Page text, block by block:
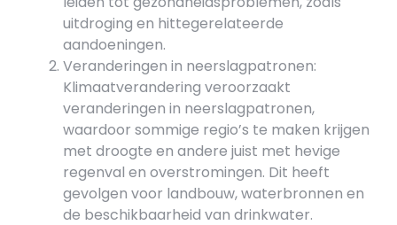
uitdroging en hittegerelateerde
aandoeningen.
Veranderingen in neerslagpatronen:
Klimaatverandering veroorzaakt
veranderingen in neerslagpatronen,
waardoor sommige regio’s te maken krijgen
met droogte en andere juist met hevige
regenval en overstromingen. Dit heeft
gevolgen voor landbouw, waterbronnen en
de beschikbaarheid van drinkwater.